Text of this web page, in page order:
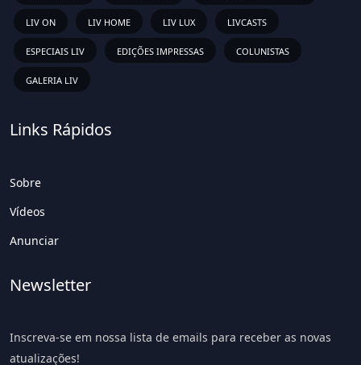
LIV ON LIV HOME LIV LUX LIVCASTS
ESPECIAIS LIV EDIÇÕES IMPRESSAS COLUNISTAS
GALERIA LIV
Links Rápidos
Sobre
Vídeos
Anunciar
Newsletter
Inscreva-se em nossa lista de emails para receber as novas
atualizações!